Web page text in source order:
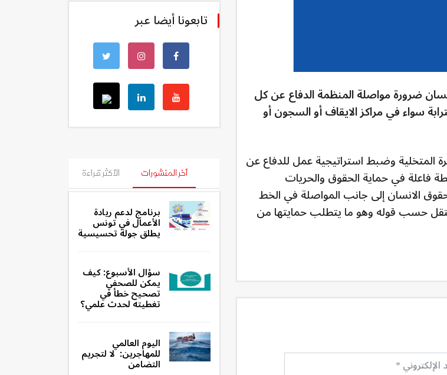
ضرورة مواصلة المنظمة الدفاع عن كل
الرابطة سجلت 21 حالة وفاة مسترابة سواء في مراكز الايقاف أو السجون أو
المتخلية وضبط استراتيجية عمل للدفاع عن
فاعلة في حماية الحقوق والحريات
الانسان إلى جانب المواصلة في الخط
حسب قوله وهو ما يتطلب حمايتها من
تابعونا أيضا عبر
أخر المنشورات الأكثر قراءة
برنامج لدعم ريادة
الأعمال في تونس
يطلق جولة تحسيسية
سؤال الأسبوع: كيف
يمكن للصحفي
تصحيح خطأ في
تغطيته لحدث علمي؟
اليوم العالمي
للمهاجرين: لا لتجريم
التضامن